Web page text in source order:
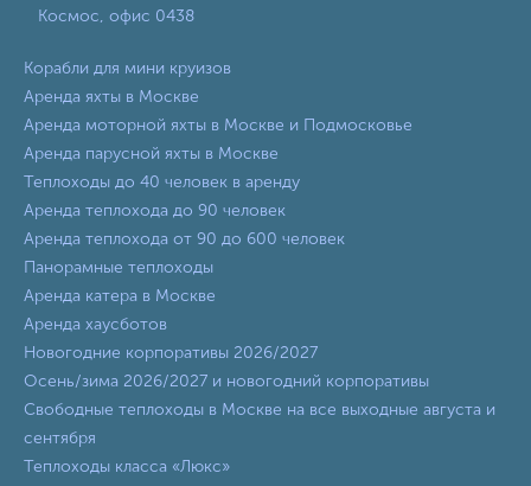
Космос, офис 0438
Корабли для мини круизов
Аренда яхты в Москве
Аренда моторной яхты в Москве и Подмосковье
Аренда парусной яхты в Москве
Теплоходы до 40 человек в аренду
Аренда теплохода до 90 человек
Аренда теплохода от 90 до 600 человек
Панорамные теплоходы
Аренда катера в Москве
Аренда хаусботов
Новогодние корпоративы 2026/2027
Осень/зима 2026/2027 и новогодний корпоративы
Свободные теплоходы в Москве на все выходные августа и
сентября
Теплоходы класса «Люкс»